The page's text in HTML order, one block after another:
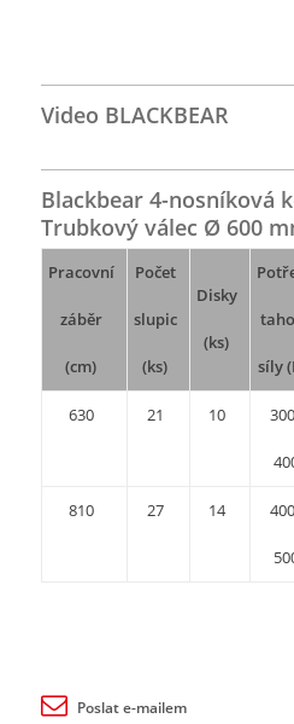
Video BLACKBEAR
Blackbear 4-nosníková
Trubkový válec Ø 600
Pracovní
záběr
(cm)
Počet
slupic
(ks)
Disky
(ks)
síly
630 21 10
810 27 14
Poslat e-mailem